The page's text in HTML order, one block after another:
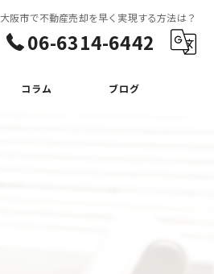
大阪市で不動産売却を早く実現する方法は？
06-6314-6442
コラム ブログ